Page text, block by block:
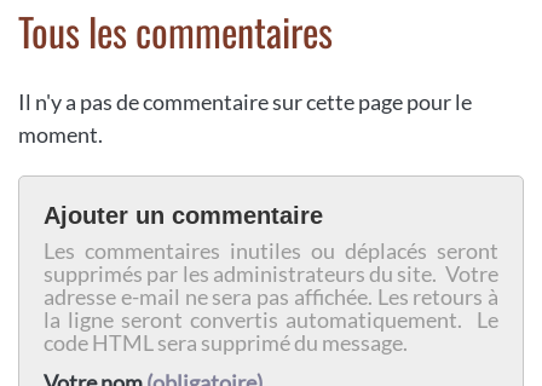
Tous les commentaires
Il n'y a pas de commentaire sur cette page pour le
moment.
Ajouter un commentaire
Les commentaires inutiles ou déplacés seront
supprimés par les administrateurs du site. Votre
adresse e-mail ne sera pas affichée. Les retours à
la ligne seront convertis automatiquement. Le
code HTML sera supprimé du message.